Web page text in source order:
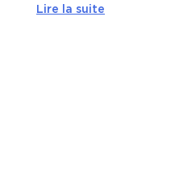
Lire la suite